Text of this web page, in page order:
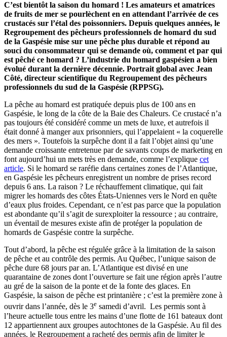
C’est bientôt la saison du homard ! Les amateurs et amatrices
de fruits de mer se pourlèchent en en attendant l’arrivée de ces
crustacés sur l’étal des poissonniers. Depuis quelques années, le
Regroupement des pêcheurs professionnels de homard du sud
de la Gaspésie mise sur une pêche plus durable et répond au
souci du consommateur qui se demande où, comment et par qui
est pêché ce homard ? L’industrie du homard gaspésien a bien
évolué durant la dernière décennie. Portrait global avec Jean
Côté, directeur scientifique du Regroupement des pêcheurs
professionnels du sud de la Gaspésie (RPPSG).
La pêche au homard est pratiquée depuis plus de 100 ans en
Gaspésie, le long de la côte de la Baie des Chaleurs. Ce crustacé n’a
pas toujours été considéré comme un mets de luxe, et autrefois il
était donné à manger aux prisonniers, qui l’appelaient « la coquerelle
des mers ». Toutefois la surpêche dont il a fait l’objet ainsi qu’une
demande croissante entretenue par de savants coups de marketing en
font aujourd’hui un mets très en demande, comme l’explique cet
article. Si le homard se raréfie dans certaines zones de l’Atlantique,
en Gaspésie les pêcheurs enregistrent un nombre de prises record
depuis 6 ans. La raison ? Le réchauffement climatique, qui fait
migrer les homards des côtes États-Uniennes vers le Nord en quête
d’eaux plus froides. Cependant, ce n’est pas parce que la population
est abondante qu’il s’agit de surexploiter la ressource ; au contraire,
un éventail de mesures existe afin de protéger la population de
homards de Gaspésie contre la surpêche.
Tout d’abord, la pêche est régulée grâce à la limitation de la saison
de pêche et au contrôle des permis. Au Québec, l’unique saison de
pêche dure 68 jours par an. L’Atlantique est divisé en une
quarantaine de zones dont l’ouverture se fait une région après l’autre
au gré de la saison de la ponte et de la fonte des glaces. En
Gaspésie, la saison de pêche est printanière ; c’est la première zone à
ouvrir dans l’année, dès le 3e samedi d’avril. Les permis sont à
l’heure actuelle tous entre les mains d’une flotte de 161 bateaux dont
12 appartiennent aux groupes autochtones de la Gaspésie. Au fil des
années, le Regroupement a racheté des permis afin de limiter le